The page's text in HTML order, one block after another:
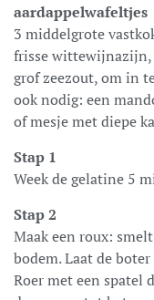
aardappelwafeltjes
3 middelgrote
frisse
grof zeezout, om in
ook nodig: een
of mesje met diepe
Stap 1
Week de gelatine 5
Stap 2
Maak een roux:
bodem. Laat de
Roer met een spatel